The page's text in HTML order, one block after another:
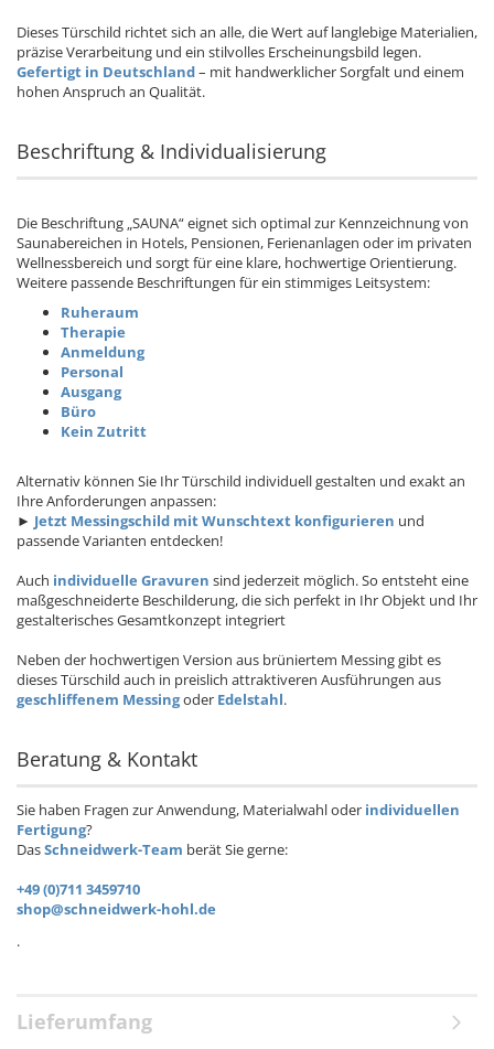
Dieses Türschild richtet sich an alle, die Wert auf langlebige Materialien,
präzise Verarbeitung und ein stilvolles Erscheinungsbild legen.
Gefertigt in Deutschland– mit handwerklicher Sorgfalt und einem
hohen Anspruch an Qualität.
Beschriftung & Individualisierung
Die Beschriftung „SAUNA“ eignet sich optimal zur Kennzeichnung von
Saunabereichen in Hotels, Pensionen, Ferienanlagen oder im privaten
Wellnessbereich und sorgt für eine klare, hochwertige Orientierung.
Weitere passende Beschriftungen für ein stimmiges Leitsystem:
Ruheraum
Therapie
Anmeldung
Personal
Ausgang
Büro
Kein Zutritt
Alternativ können Sie Ihr Türschild individuell gestalten und exakt an
Ihre Anforderungen anpassen:
► Jetzt Messingschild mit Wunschtext konfigurieren und
passende Varianten entdecken!
Auch individuelle Gravuren sind jederzeit möglich. So entsteht eine
maßgeschneiderte Beschilderung, die sich perfekt in Ihr Objekt und Ihr
gestalterisches Gesamtkonzept integriert
Neben der hochwertigen Version aus brüniertem Messing gibt es
dieses Türschild auch in preislich attraktiveren Ausführungen aus
geschliffenem Messingoder Edelstahl.
Beratung & Kontakt
Sie haben Fragen zur Anwendung, Materialwahl oder individuellen
Fertigung?
DasSchneidwerk-Team berät Sie gerne:
+49 (0)711 3459710
shop@schneidwerk-hohl.de
.
Lieferumfang